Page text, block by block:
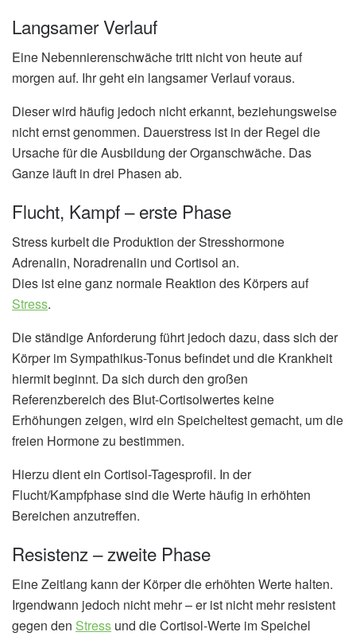
Langsamer Verlauf
Eine Nebennierenschwäche tritt nicht von heute auf
morgen auf. Ihr geht ein langsamer Verlauf voraus.
Dieser wird häufig jedoch nicht erkannt, beziehungsweise
nicht ernst genommen. Dauerstress ist in der Regel die
Ursache für die Ausbildung der Organschwäche. Das
Ganze läuft in drei Phasen ab.
Flucht, Kampf – erste Phase
Stress kurbelt die Produktion der Stresshormone
Adrenalin, Noradrenalin und Cortisol an.
Dies ist eine ganz normale Reaktion des Körpers auf
Stress.
Die ständige Anforderung führt jedoch dazu, dass sich der
Körper im Sympathikus-Tonus befindet und die Krankheit
hiermit beginnt. Da sich durch den großen
Referenzbereich des Blut-Cortisolwertes keine
Erhöhungen zeigen, wird ein Speicheltest gemacht, um die
freien Hormone zu bestimmen.
Hierzu dient ein Cortisol-Tagesprofil. In der
Flucht/Kampfphase sind die Werte häufig in erhöhten
Bereichen anzutreffen.
Resistenz – zweite Phase
Eine Zeitlang kann der Körper die erhöhten Werte halten.
Irgendwann jedoch nicht mehr – er ist nicht mehr resistent
gegen den Stress und die Cortisol-Werte im Speichel